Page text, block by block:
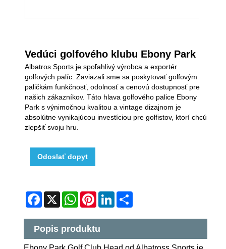
Vedúci golfového klubu Ebony Park
Albatros Sports je spoľahlivý výrobca a exportér
golfových palíc. Zaviazali sme sa poskytovať golfovým
paličkám funkčnosť, odolnosť a cenovú dostupnosť pre
našich zákazníkov. Táto hlava golfového palice Ebony
Park s výnimočnou kvalitou a vintage dizajnom je
absolútne vynikajúcou investíciou pre golfistov, ktorí chcú
zlepšiť svoju hru.
Odoslať dopyt
Facebook
X WhatsApp
Pinterest
LinkedIn
Popis produktu